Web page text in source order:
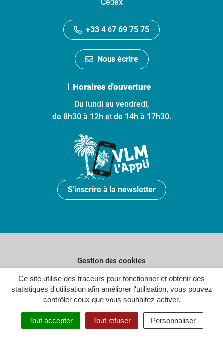
Ce site utilise des traceurs pour fonctionner et obtenir des
statistiques d'utilisation afin améliorer l'utilisation, vous pouvez
contrôler ceux que vous souhaitez activer.
Tout accepter Tout refuser Personnaliser
Cedex
+33 4 67 69 75 75
Nous écrire
Horaires d'ouverture
Du lundi au vendredi,
de 8h30 à 12h et de 14h à 17h30.
S'inscrire à la newsletter
Gestion des cookies
Plan du site
Politique de confidentialité
Crédits